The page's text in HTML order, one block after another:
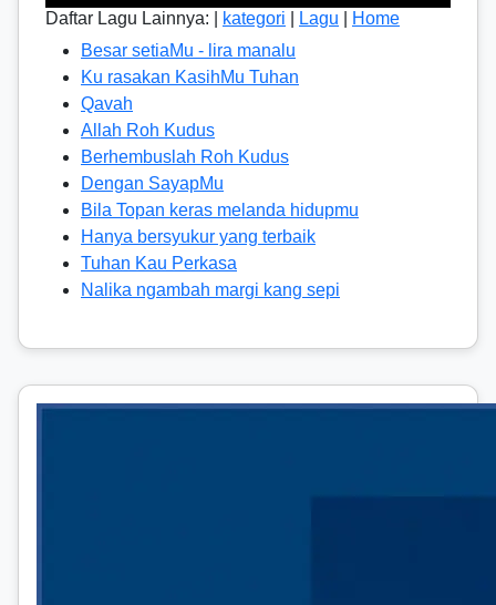
Daftar Lagu Lainnya: | kategori Lagu
Home
Besar setiaMu - lira manalu
Ku rasakan KasihMu Tuhan
Qavah
Allah Roh Kudus
Berhembuslah Roh Kudus
Dengan SayapMu
Bila Topan keras melanda hidupmu
Hanya bersyukur yang terbaik
Tuhan Kau Perkasa
Nalika ngambah margi kang sepi